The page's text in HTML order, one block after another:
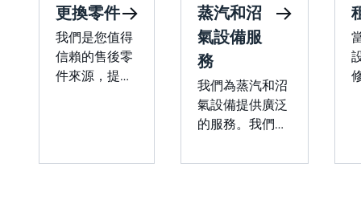
更換零件
我們是您值得
信賴的售後零
件來源，提供
蒸汽和沼
氣設備服
務
我們為蒸汽和沼
氣設備提供廣泛
的服務。我們在
填埋場火炬、蒸